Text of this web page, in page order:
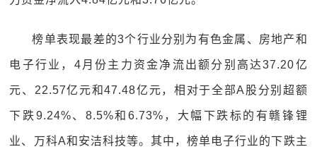
榜单表现最差的3个行业分别为有色金属、房地产和
电子行业，4月份主力资金净流出额分别高达37.20亿
元、22.57亿元和47.48亿元，相对于全部A股分别超额
下跌9.24%、8.5%和6.73%，大幅下跌标的有赣锋锂
业、万科A和安洁科技等。其中，榜单电子行业的下跌主